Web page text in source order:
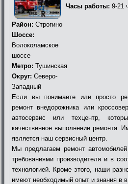
Часы работы: 9-21
Район: Строгино
Шоссе:
Волоколамское
шоссе
Метро: Тушинская
Округ: Северо-
Западный
Если вы понимаете или просто
ремонт внедорожника или
автосервис или техцентр,
качественное выполнение ремонта.
является наш сервисный центр.
Мы предлагаем ремонт
требованиями производителя и в
технологией. Кроме этого, наши
имеют необходимый опыт и знания в